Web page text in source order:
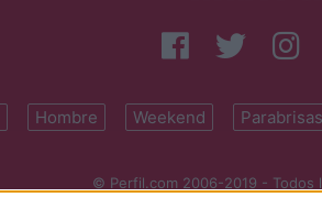
Hombre Weekend Parabrisas
© Perfil.com 2006-2019 - Todos